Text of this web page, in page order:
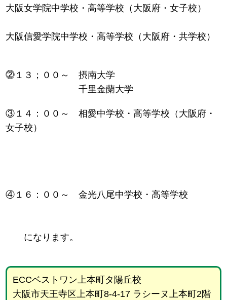
大阪女学院中学校・高等学校（大阪府・女子校）
大阪信愛学院中学校・高等学校（大阪府・共学校）
⓶１３；００～ 摂南大学
千里金蘭大学
③１４：００～ 相愛中学校・高等学校（大阪府・
女子校）
④１６：００～ 金光八尾中学校・高等学校
になります。
ECCベストワン上本町タ陽丘校
大阪市天王寺区上本町8-4-17 ラシーヌ上本町2階